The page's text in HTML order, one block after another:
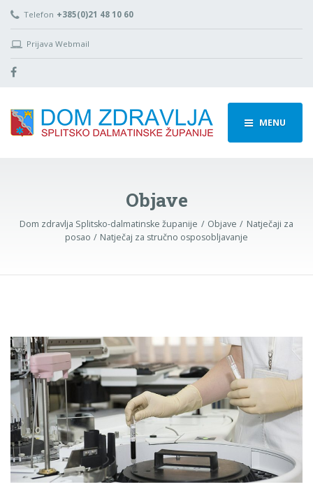
Telefon +385(0)21 48 10 60
Prijava Webmail
MENU
Objave
Dom zdravlja Splitsko-dalmatinske županije Objave
Natječaji za
posao
Natječaj za stručno osposobljavanje